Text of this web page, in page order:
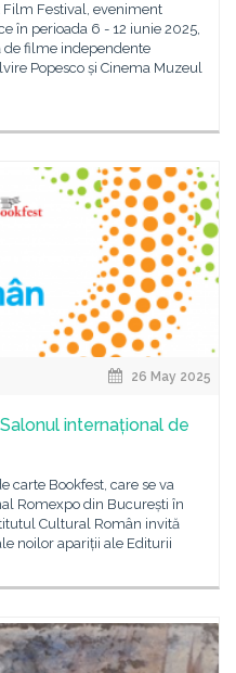
Festival, eveniment
în perioada 6 - 12 iunie 2025,
de filme independente
Popesco și Cinema Muzeul
26 May 2025
internațional de
carte Bookfest, care se va
Romexpo din București în
Cultural Român invită
noilor apariții ale Editurii